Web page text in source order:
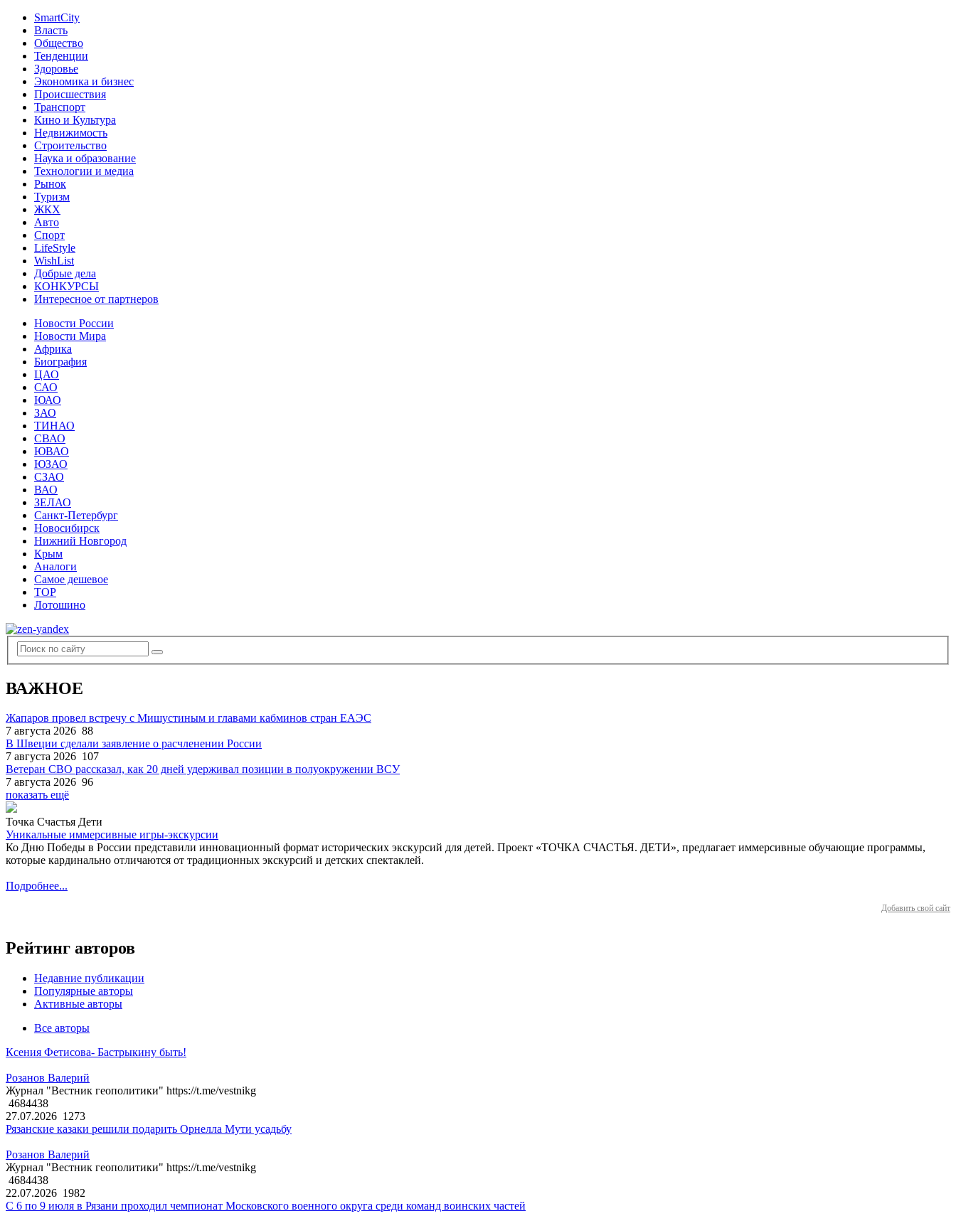
SmartCity
Власть
Общество
Тенденции
Здоровье
Экономика и бизнес
Происшествия
Транспорт
Кино и Культура
Недвижимость
Строительство
Наука и образование
Технологии и медиа
Рынок
Туризм
ЖКХ
Авто
Спорт
LifeStyle
WishList
Добрые дела
КОНКУРСЫ
Интересное от партнеров
Новости России
Новости Мира
Африка
Биография
ЦАО
САО
ЮАО
ЗАО
ТИНАО
СВАО
ЮВАО
ЮЗАО
СЗАО
ВАО
ЗЕЛАО
Санкт-Петербург
Новосибирск
Нижний Новгород
Крым
Аналоги
Самое дешевое
TOP
Лотошино
ВАЖНОЕ
Жапаров провел встречу с Мишустиным и главами кабминов стран ЕАЭС
7 августа 2026 88
В Швеции сделали заявление о расчленении России
7 августа 2026 107
Ветеран СВО рассказал, как 20 дней удерживал позиции в полуокружении ВСУ
7 августа 2026 96
показать ещё
Точка Счастья Дети
Уникальные иммерсивные игры-экскурсии
Ко Дню Победы в России представили инновационный формат исторических экскурсий для детей. Проект «ТОЧКА СЧАСТЬЯ. ДЕТИ», предлагает иммерсивные обучающие программы,
которые кардинально отличаются от традиционных экскурсий и детских спектаклей.
Подробнее...
Добавить свой сайт
Рейтинг авторов
Недавние публикации
Популярные авторы
Активные авторы
Все авторы
Ксения Фетисова- Бастрыкину быть!
Розанов Валерий
Журнал "Вестник геополитики" https://t.me/vestnikg
4684438
27.07.2026 1273
Рязанские казаки решили подарить Орнелла Мути усадьбу
Розанов Валерий
Журнал "Вестник геополитики" https://t.me/vestnikg
4684438
22.07.2026 1982
С 6 по 9 июля в Рязани проходил чемпионат Московского военного округа среди команд воинских частей